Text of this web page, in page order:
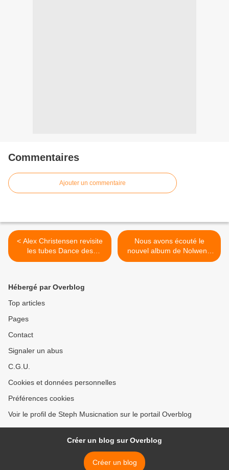
Commentaires
Ajouter un commentaire
< Alex Christensen revisite
les tubes Dance des
années 90 avec le Berlin
Nous avons écouté le
nouvel album de Nolwenn
Leroy ! >
Hébergé par Overblog
Top articles
Pages
Contact
Signaler un abus
C.G.U.
Cookies et données personnelles
Préférences cookies
Voir le profil de Steph Musicnation sur le portail Overblog
Créer un blog sur Overblog
Créer un blog